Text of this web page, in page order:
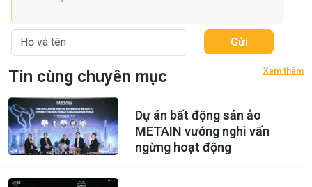
Gửi
Tin cùng chuyên mục Xem thêm
Dự án bất động sản ảo
METAIN vướng nghi vấn
ngừng hoạt động